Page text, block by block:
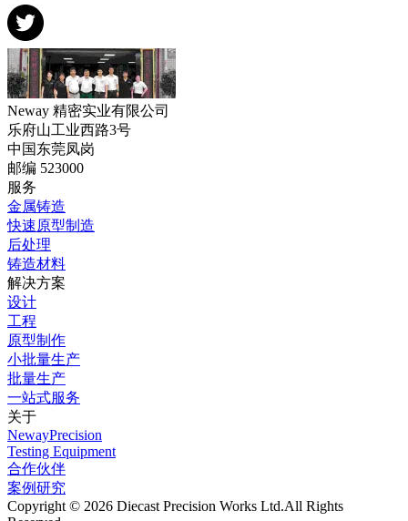
Neway 精密实业有限公司
乐府山工业西路3号
中国东莞凤岗
邮编 523000
服务
金属铸造
快速原型制造
后处理
铸造材料
解决方案
设计
工程
原型制作
小批量生产
批量生产
一站式服务
关于
NewayPrecision
Testing Equipment
合作伙伴
案例研究
Copyright © 2026 Diecast Precision Works Ltd.All Rights